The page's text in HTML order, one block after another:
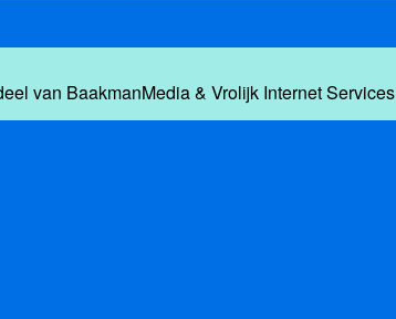
van BaakmanMedia& Vrolijk Internet Services